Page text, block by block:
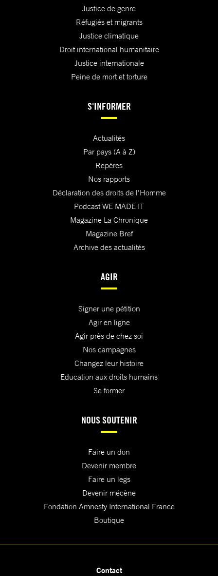
Justice de genre
Réfugiés et migrants
Justice climatique
Droit international humanitaire
Justice internationale
Peine de mort et torture
S'INFORMER
Actualités
Par pays (A à Z)
Repères
Nos rapports
Déclaration des droits de l'Homme
Podcast WE MADE IT
Magazine La Chronique
Magazine Bref
Archive des actualités
AGIR
Signer une pétition
Agir en ligne
Agir près de chez soi
Nos campagnes
Changez leur histoire
Education aux droits humains
Se former
NOUS SOUTENIR
Faire un don
Devenir membre
Faire un legs
Devenir mécène
Fondation Amnesty International France
Boutique
Contact